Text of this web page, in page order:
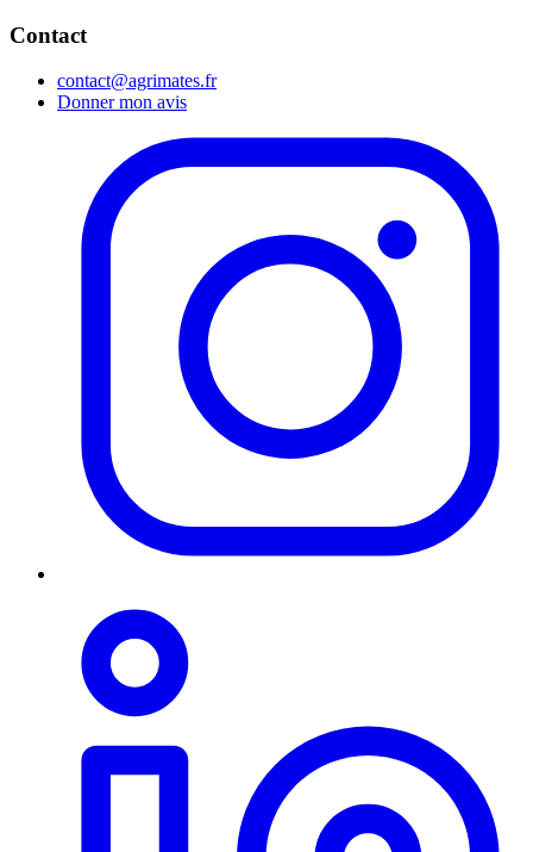
Contact
contact@agrimates.fr
Donner mon avis